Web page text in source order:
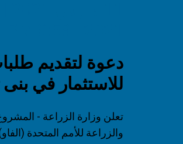
دعوة لتقديم
للاستثمار في بنى
تعلن وزارة الزراعة -
والزراعة للأمم المتحدة